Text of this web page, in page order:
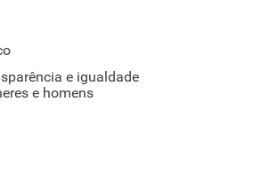
e igualdade
e homens